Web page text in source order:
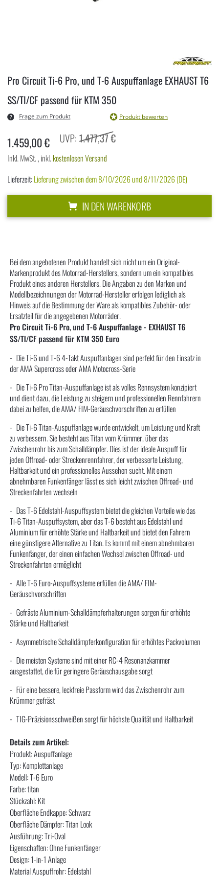
der
springen
Pro Circuit Ti-6 Pro, und T-6 Auspuffanlage EXHAUST T6
SS/TI/CF passend für KTM 350
Frage zum Produkt Produkt bewerten
1.459,00 € 1.477,37 €
Inkl. MwSt.,inkl.kostenlosen Versand
Lieferzeit:Lieferung zwischen dem 8/10/2026 und 8/11/2026 (DE)
IN DEN WARENKORB
Bei dem angebotenen Produkt handelt sich nicht um ein Original-
Markenprodukt des Motorrad-Herstellers, sondern um ein kompatibles
Produkt eines anderen Herstellers. Die Angaben zu den Marken und
Modellbezeichnungen der Motorrad-Hersteller erfolgen lediglich als
Hinweis auf die Bestimmung der Ware als kompatibles Zubehör- oder
Ersatzteil für die angegebenen Motorräder.
Pro Circuit Ti-6 Pro, und T-6 Auspuffanlage - EXHAUST T6
SS/TI/CF passend für KTM 350 Euro
Die Ti-6 und T-6 4-Takt Auspuffanlagen sind perfekt für den Einsatz in
der AMA Supercross oder AMA Motocross-Serie
Die Ti-6 Pro Titan-Auspuffanlage ist als volles Rennsystem konzipiert
und dient dazu, die Leistung zu steigern und professionellen Rennfahrern
dabei zu helfen, die AMA/ FIM-Geräuschvorschriften zu erfüllen
Die Ti-6 Titan-Auspuffanlage wurde entwickelt, um Leistung und Kraft
zu verbessern. Sie besteht aus Titan vom Krümmer, über das
Zwischenrohr bis zum Schalldämpfer. Dies ist der ideale Auspuff für
jeden Offroad- oder Streckenrennfahrer, der verbesserte Leistung,
Haltbarkeit und ein professionelles Aussehen sucht. Mit einem
abnehmbaren Funkenfänger lässt es sich leicht zwischen Offroad- und
Streckenfahrten wechseln
Das T-6 Edelstahl-Auspuffsystem bietet die gleichen Vorteile wie das
Ti-6 Titan-Auspuffsystem, aber das T-6 besteht aus Edelstahl und
Aluminium für erhöhte Stärke und Haltbarkeit und bietet den Fahrern
eine günstigere Alternative zu Titan. Es kommt mit einem abnehmbaren
Funkenfänger, der einen einfachen Wechsel zwischen Offroad- und
Streckenfahrten ermöglicht
Alle T-6 Euro-Auspuffsysteme erfüllen die AMA/ FIM-
Geräuschvorschriften
Gefräste Aluminium-Schalldämpferhalterungen sorgen für erhöhte
Stärke und Haltbarkeit
Asymmetrische Schalldämpferkonfiguration für erhöhtes Packvolumen
Die meisten Systeme sind mit einer RC-4 Resonanzkammer
ausgestattet, die für geringere Geräuschausgabe sorgt
Für eine bessere, leckfreie Passform wird das Zwischenrohr zum
Krümmer gefräst
TIG-Präzisionsschweißen sorgt für höchste Qualität und Haltbarkeit
Details zum Artikel:
Produkt: Auspuffanlage
Typ: Komplettanlage
Modell: T-6 Euro
Farbe: titan
Stückzahl: Kit
Oberfläche Endkappe: Schwarz
Oberfläche Dämpfer: Titan Look
Ausführung: Tri-Oval
Eigenschaften: Ohne Funkenfänger
Design: 1-in-1 Anlage
Material Auspuffrohr: Edelstahl